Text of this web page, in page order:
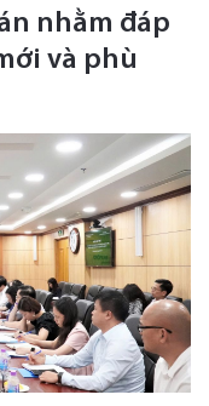
nhằm đáp
và phù